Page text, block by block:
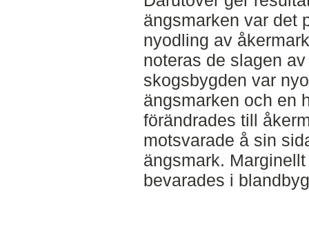
ängsmarken var det
nyodling av
noteras de slagen
skogsbygden var
ängsmarken och en
förändrades till
motsvarade å sin
ängsmark.
bevarades i